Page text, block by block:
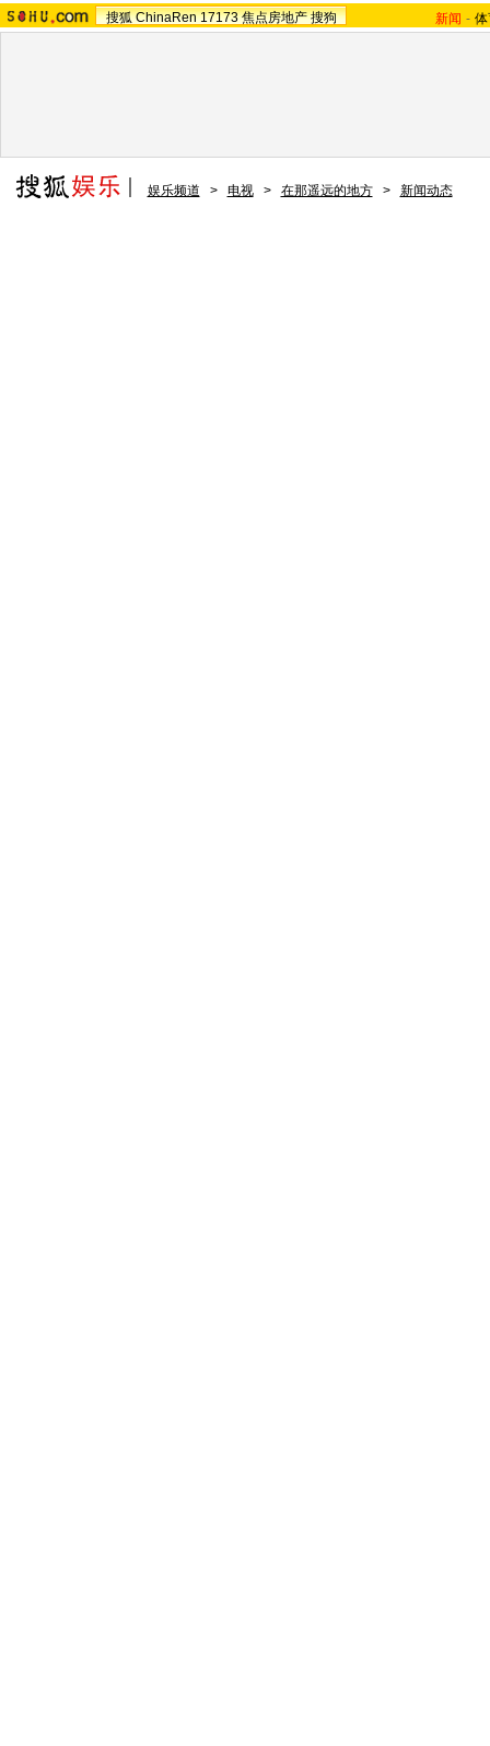
搜狐 ChinaRen 17173 焦点房地产 搜狗 新闻 -
娱乐频道 > 电视 > 在那遥远的地方 > 新闻动态